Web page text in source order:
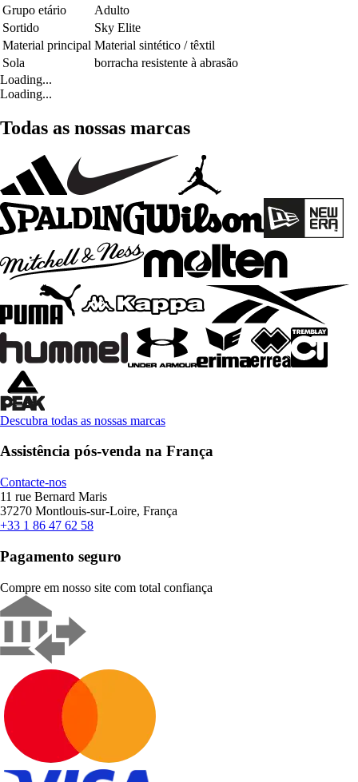
Grupo etário
Adulto
Sortido
Sky Elite
Material principal Material sintético / têxtil
Sola
borracha resistente à abrasão
Loading...
Loading...
Todas as nossas marcas
Descubra todas as nossas marcas
Assistência pós-venda na França
Contacte-nos
11 rue Bernard Maris
37270 Montlouis-sur-Loire, França
+33 1 86 47 62 58
Pagamento seguro
Compre em nosso site com total confiança